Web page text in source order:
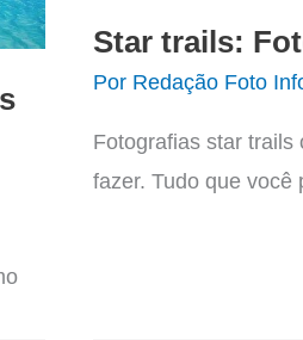
Star trails:
Por Redação Foto
Fotografias star trails
fazer. Tudo que você